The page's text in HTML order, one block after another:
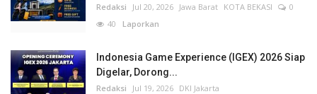
Redaksi Jul 20, 2026 Jawa Barat KOTA BEKASI
0
40 Laporkan
Indonesia Game Experience (IGEX) 2026 Siap
Digelar, Dorong...
Redaksi Jul 19, 2026 DKI Jakarta